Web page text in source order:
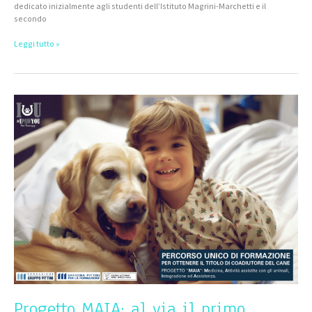
dedicato inizialmente agli studenti dell’Istituto Magrini-Marchetti e il
secondo
Leggi tutto »
MAIA:
al
via
il
primo
percorso
formativo
Interventi
Assistiti
con
gli
Animali